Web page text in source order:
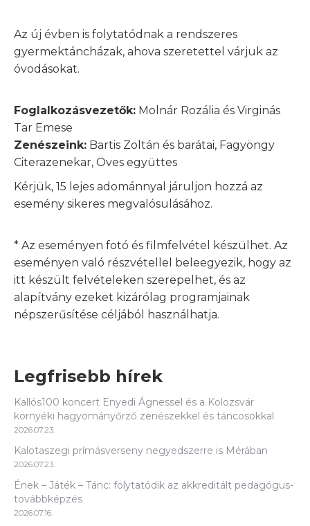
Az új évben is folytatódnak a rendszeres
gyermektáncházak, ahova szeretettel várjuk az
óvodásokat.
Foglalkozásvezetők: Molnár Rozália és Virginás
Tar Emese
Zenészeink: Bartis Zoltán és barátai, Fagyöngy
Citerazenekar, Öves együttes
Kérjük, 15 lejes adománnyal járuljon hozzá az
esemény sikeres megvalósulásához.
* Az eseményen fotó és filmfelvétel készülhet. Az
eseményen való részvétellel beleegyezik, hogy az
itt készült felvételeken szerepelhet, és az
alapítvány ezeket kizárólag programjainak
népszerűsítése céljából használhatja.
Legfrisebb hírek
Kallós100 koncert Enyedi Ágnessel és a Kolozsvár
környéki hagyományőrző zenészekkel és táncosokkal
2026.07.23.
Kalotaszegi prímásverseny negyedszerre is Mérában
2026.07.23.
Ének – Játék – Tánc: folytatódik az akkreditált pedagógus-
továbbképzés
2026.07.16.